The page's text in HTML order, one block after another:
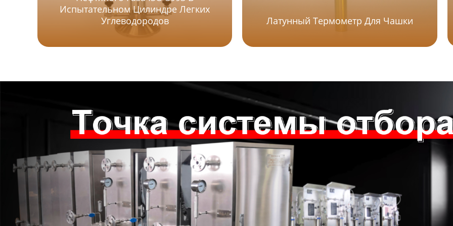
Испытательном Цилиндре Легких
Углеводородов
Латунный Термометр Для Чашки